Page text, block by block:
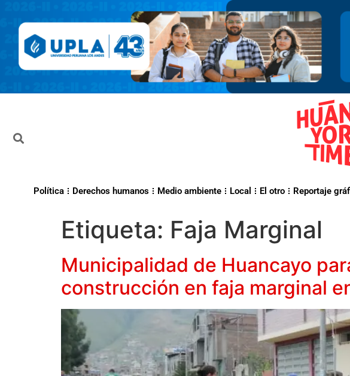
Política Derechos humanos Medio ambiente Local El otro Reportaje
Etiqueta: Faja Marginal
Municipalidad de Huancayo
construcción en faja marginal